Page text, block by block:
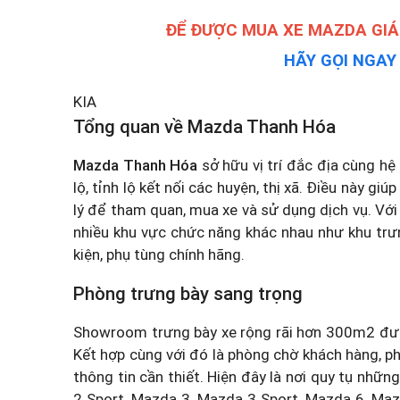
ĐỂ ĐƯỢC MUA XE MAZDA
HÃY GỌI
KIA
Tổng quan về Mazda Thanh Hóa
Mazda Thanh Hóa sở hữu vị trí đắc địa cùng
lộ, tỉnh lộ kết nối các huyện, thị xã. Điều này
lý để tham quan, mua xe và sử dụng dịch vụ.
nhiều khu vực chức năng khác nhau như khu
kiện, phụ tùng chính hãng.
Phòng trưng bày sang trọng
Showroom trưng bày xe rộng rãi hơn 300m2
Kết hợp cùng với đó là phòng chờ khách hàng,
thông tin cần thiết. Hiện đây là nơi quy tụ